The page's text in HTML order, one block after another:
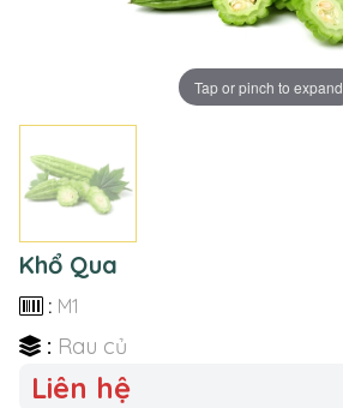
Tap or pinch to expand
Khổ Qua
: M1
: Rau củ
Liên hệ